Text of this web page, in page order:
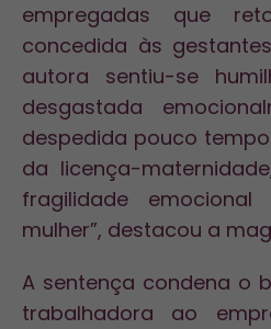
empregadas que
concedida às
autora sentiu-se
desgastada
despedida pouco
da licença-
fragilidade
mulher”, destacou a
A sentença condena o
trabalhadora ao